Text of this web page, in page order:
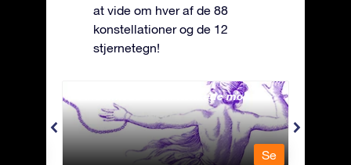
at vide om hver af de 88
konstellationer og de 12
stjernetegn!
Andromeda - Den lænkede mø
Se